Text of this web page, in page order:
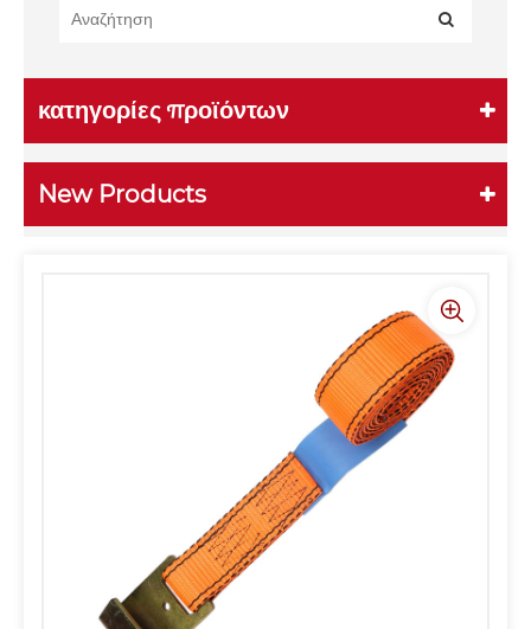
κατηγορίες προϊόντων
New Products